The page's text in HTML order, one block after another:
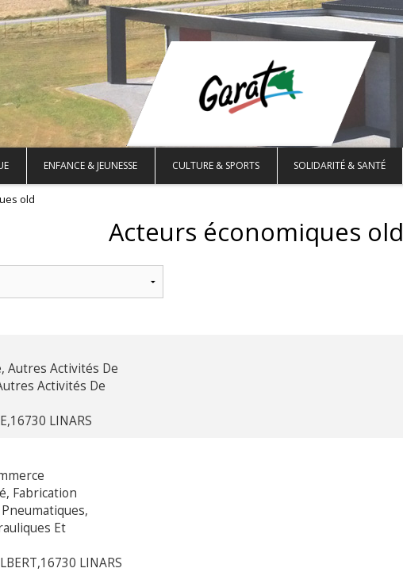
ENFANCE & JEUNESSE CULTURE & SPORTS SOLIDARITÉ & SANTÉ
old
Acteurs économiques old
Autres Activités De
Activités De
LINARS
Fabrication
Et
LINARS